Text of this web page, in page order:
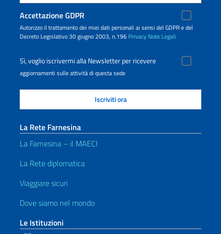
Accettazione GDPR
Autorizzo il trattamento dei miei dati personali ai sensi del GDPR e del
Decreto Legislativo 30 giugno 2003, n.196 Privacy Note Legali
Sì, voglio iscrivermi alla Newsletter per ricevere
aggiornamenti sulle attività di questa sede
La Rete Farnesina
La Farnesina – il MAECI
La Rete diplomatica
Viaggiare sicuri
Dove siamo nel mondo
Le Istituzioni